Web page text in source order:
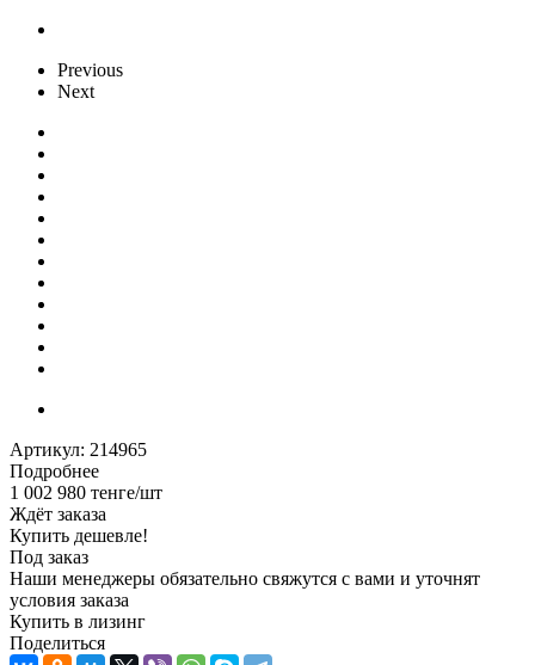
Previous
Next
Артикул: 214965
Подробнее
1 002 980 тенге/шт
Ждёт заказа
Купить дешевле!
Под заказ
Наши менеджеры обязательно свяжутся с вами и уточнят
условия заказа
Купить в лизинг
Поделиться